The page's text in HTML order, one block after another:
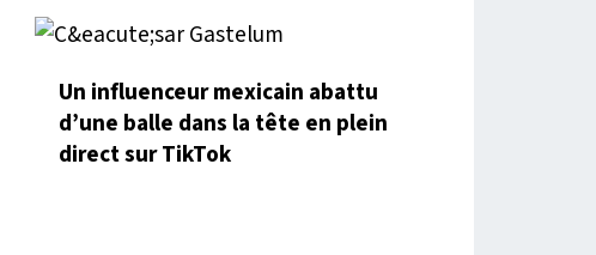
Un influenceur mexicain abattu
d’une balle dans la tête en plein
direct sur TikTok